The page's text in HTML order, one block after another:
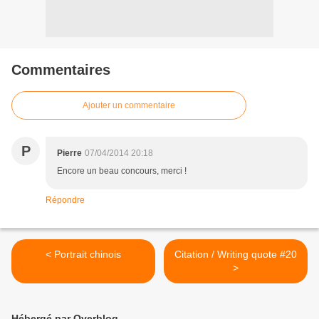
Commentaires
Ajouter un commentaire
P Pierre 07/04/2014 20:18
Encore un beau concours, merci !
Répondre
< Portrait chinois
Citation / Writing quote #20
>